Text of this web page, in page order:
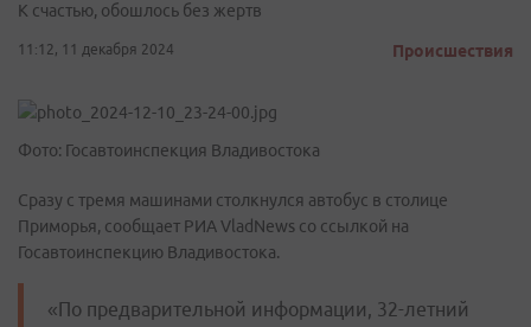
К счастью, обошлось без жертв
11:12, 11 декабря 2024 Происшествия
Фото: Госавтоинспекция Владивостока
Сразу с тремя машинами столкнулся автобус в столице
Приморья, сообщает РИА VladNews со ссылкой на
Госавтоинспекцию Владивостока.
«По предварительной информации, 32-летний